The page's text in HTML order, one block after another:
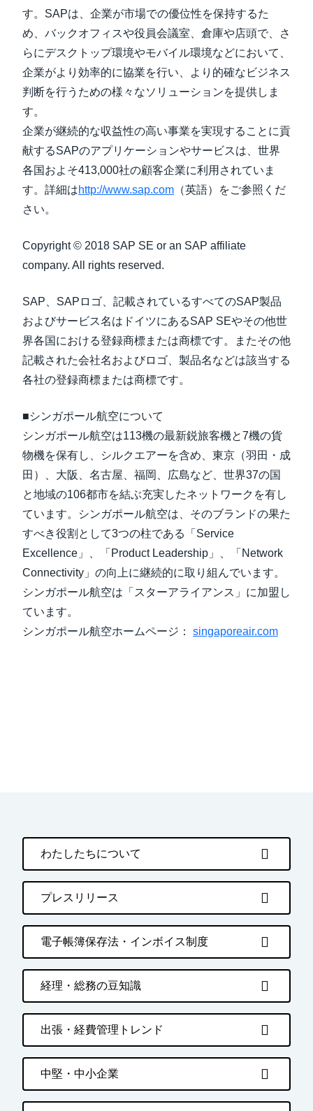
す。SAPは、企業が市場での優位性を保持するた
め、バックオフィスや役員会議室、倉庫や店頭で、さ
らにデスクトップ環境やモバイル環境などにおいて、
企業がより効率的に協業を行い、より的確なビジネス
判断を行うための様々なソリューションを提供しま
す。
企業が継続的な収益性の高い事業を実現することに貢
献するSAPのアプリケーションやサービスは、世界
各国およそ413,000社の顧客企業に利用されていま
す。詳細はhttp://www.sap.com （英語）をご参照くだ
さい。
Copyright © 2018 SAP SE or an SAP affiliate
company. All rights reserved.
SAP、SAPロゴ、記載されているすべてのSAP製品
およびサービス名はドイツにあるSAP SEやその他世
界各国における登録商標または商標です。またその他
記載された会社名およびロゴ、製品名などは該当する
各社の登録商標または商標です。
■シンガポール航空について
シンガポール航空は113機の最新鋭旅客機と7機の貨
物機を保有し、シルクエアーを含め、東京（羽田・成
田）、大阪、名古屋、福岡、広島など、世界37の国
と地域の106都市を結ぶ充実したネットワークを有し
ています。シンガポール航空は、そのブランドの果た
すべき役割として3つの柱である「Service
Excellence」、「Product Leadership」、「Network
Connectivity」の向上に継続的に取り組んでいます。
シンガポール航空は「スターアライアンス」に加盟し
ています。
シンガポール航空ホームページ： singaporeair.com
わたしたちについて
プレスリリース
電子帳簿保存法・インボイス制度
経理・総務の豆知識
出張・経費管理トレンド
中堅・中小企業